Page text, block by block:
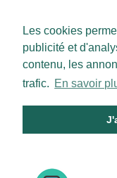
Les cookies
publicité et
contenu, les
trafic. En savoir